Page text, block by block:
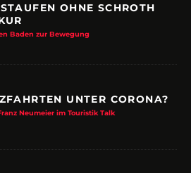
OHNE SCHROTH
Baden zur Bewegung
UNTER CORONA?
Neumeier im Touristik Talk